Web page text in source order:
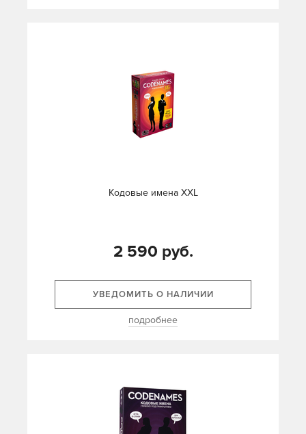
Кодовые имена XXL
2 590 руб.
УВЕДОМИТЬ О НАЛИЧИИ
подробнее